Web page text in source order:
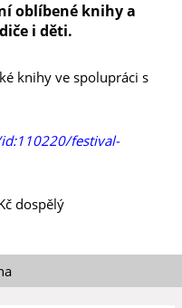
oblíbené knihy a
i děti.
knihy ve spolupráci s
festival-
dospělý